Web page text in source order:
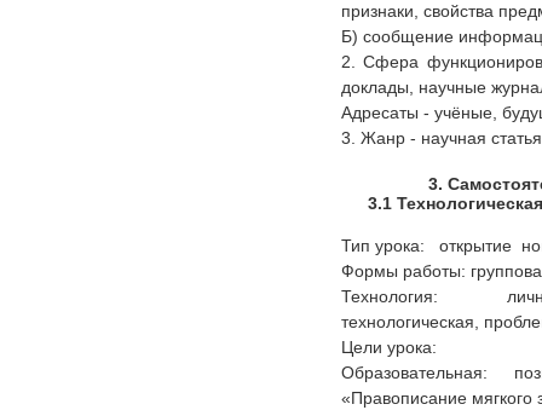
признаки, свойства
Б) сообщение
2. Сфера
доклады, научные
Адресаты - учёные,
3. Жанр - научная
3.
3.1
Тип урока: открытие
Формы работы:
Технология:
технологическая,
Цели урока:
Образовательная:
«Правописание мягкого